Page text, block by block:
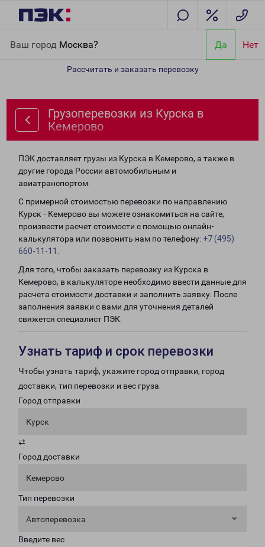
Ваш город Москва? Да Нет
Рассчитать и заказать перевозку
Грузоперевозки из Курска в
Кемерово
ПЭК доставляет грузы из Курска в Кемерово, а также в
другие города России автомобильным и
авиатранспортом.
С примерной стоимостью перевозки по направлению
Курск - Кемерово вы можете ознакомиться на сайте,
произвести расчет стоимости с помощью онлайн-
калькулятора или позвонить нам по телефону: +7 (495)
660-11-11
Для того, чтобы заказать перевозку из Курска в
Кемерово, в калькуляторе необходимо ввести данные для
расчета стоимости доставки и заполнить заявку. После
заполнения заявки с вами для уточнения деталей
свяжется специалист ПЭК.
Узнать тариф и срок перевозки
Чтобы узнать тариф, укажите город отправки, город
доставки, тип перевозки и вес груза.
Город отправки
Курск
⇄
Город доставки
Кемерово
Тип перевозки
Автоперевозка
Введите вес